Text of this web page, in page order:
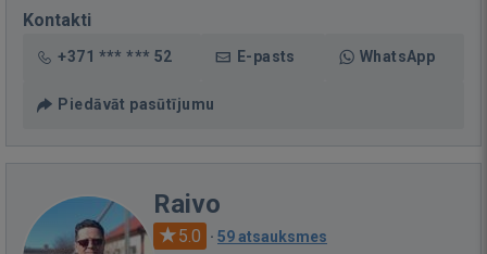
Kontakti
+371 *** *** 52 E-pasts WhatsApp
Piedāvāt pasūtījumu
Raivo
5.0 · 59 atsauksmes